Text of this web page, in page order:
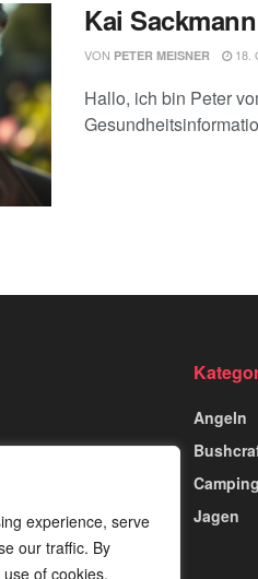
experience, serve
our traffic. By
of cookies.
Kai
VON PETER MEISNER 18.
Hallo, ich bin Peter
Angeln
Camping
Jagen